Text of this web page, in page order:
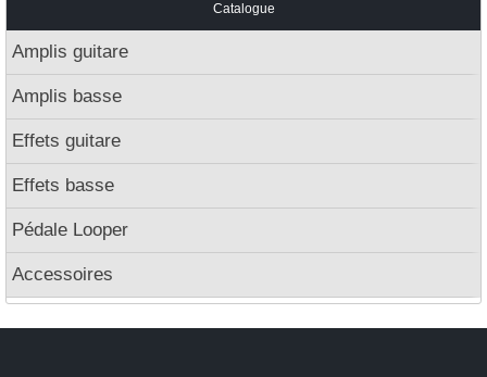
Catalogue
Amplis guitare
Amplis basse
Effets guitare
Effets basse
Pédale Looper
Accessoires